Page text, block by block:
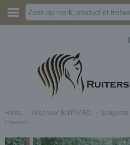
Home › Alles voor het PAARD › Longeren
Elastisch